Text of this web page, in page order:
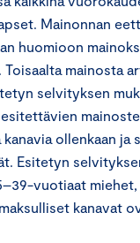
Mainonnan
huomioon
mainosta
selvityksen
ollenkaan ja
Esitetyn
vuotiaat
kanavat